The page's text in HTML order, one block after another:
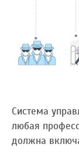
Система
любая
должна